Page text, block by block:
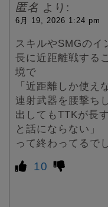
匿名 より:
6月 19, 2026 1:24 pm
スキルやSMGのイ
長に近距離戦する
境で
「近距離しか使え
連射武器を腰撃ち
出してもTTKが長
と話にならない」
って終わってるで
10